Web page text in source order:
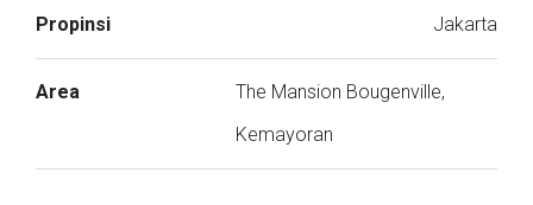
Propinsi Jakarta
Area
The Mansion Bougenville,
Kemayoran